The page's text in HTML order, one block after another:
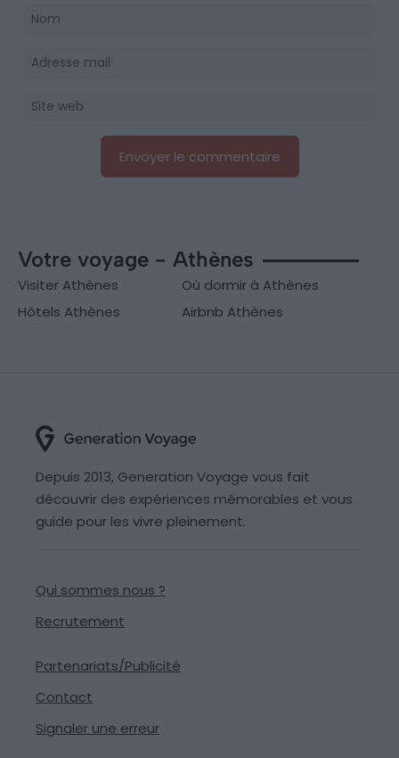
Votre voyage - Athènes
Visiter Athènes
Où dormir à Athènes
Hôtels Athènes
Airbnb Athènes
Depuis 2013, Generation Voyage vous fait
découvrir des expériences mémorables et vous
guide pour les vivre pleinement.
Qui sommes nous ?
Recrutement
Partenariats/Publicité
Contact
Signaler une erreur